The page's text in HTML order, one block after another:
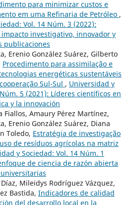
para minimizar custos e
em uma Refinaria de Petróleo ,
Vol. 14 Núm. 3 (2022):
investigativo, innovador y
publicaciones
Erenio González Suárez, Gilberto
Procedimento para assimilação e
energéticas sustentáveis
Sul-Sul , Universidad y
5 (2021): Líderes científicos en
y la innovación
Fiallos, Amaury Pérez Martínez,
Erenio González Suárez, Diana
Toledo, Estratégia de investigação
de resíduos agrícolas na matriz
y Sociedad: Vol. 14 Núm. 1
de ciencia de razón abierta
Mileidys Rodríguez Vázquez,
Bastida, Indicadores de calidad
del desarrollo local en la